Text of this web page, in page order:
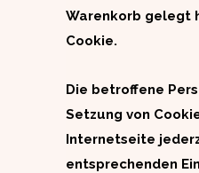
Warenkorb gelegt
Cookie.
Die betroffene
Setzung von
Internetseite
entsprechenden